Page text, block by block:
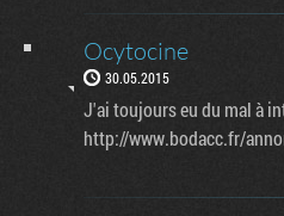
Ocytocine
30.05.2015
J'ai toujours eu du mal à
http://www.bodacc.fr/